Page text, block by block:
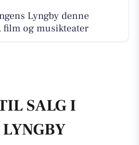
Lyngby denne
film og musikteater
SALG I